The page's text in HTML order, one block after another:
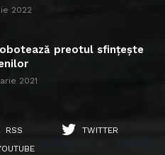
2022
preotul sfințește
2021
RSS
TWITTER